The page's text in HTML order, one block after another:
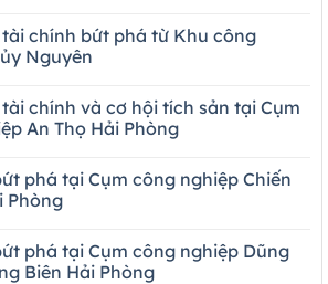
chính bứt phá từ Khu công
Nguyên
chính và cơ hội tích sản tại Cụm
An Thọ Hải Phòng
phá tại Cụm công nghiệp Chiến
Phòng
phá tại Cụm công nghiệp Dũng
Biên Hải Phòng